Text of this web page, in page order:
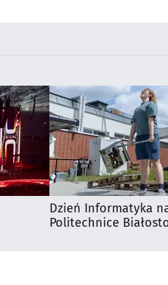
Dzień Informatyka
Politechnice